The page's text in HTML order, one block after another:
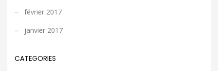
février 2017
janvier 2017
CATEGORIES